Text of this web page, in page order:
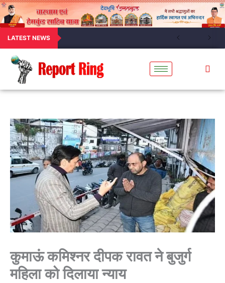
LATEST NEWS
कुमाऊं कमिश्नर दीपक रावत ने बुजुर्ग
महिला को दिलाया न्याय